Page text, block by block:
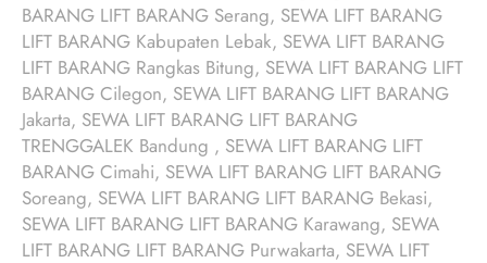
BARANG LIFT BARANG Serang, SEWA LIFT BARANG
LIFT BARANG Kabupaten Lebak, SEWA LIFT BARANG
LIFT BARANG Rangkas Bitung, SEWA LIFT BARANG LIFT
BARANG Cilegon, SEWA LIFT BARANG LIFT BARANG
Jakarta, SEWA LIFT BARANG LIFT BARANG
TRENGGALEK Bandung , SEWA LIFT BARANG LIFT
BARANG Cimahi, SEWA LIFT BARANG LIFT BARANG
Soreang, SEWA LIFT BARANG LIFT BARANG Bekasi,
SEWA LIFT BARANG LIFT BARANG Karawang, SEWA
LIFT BARANG LIFT BARANG Purwakarta, SEWA LIFT